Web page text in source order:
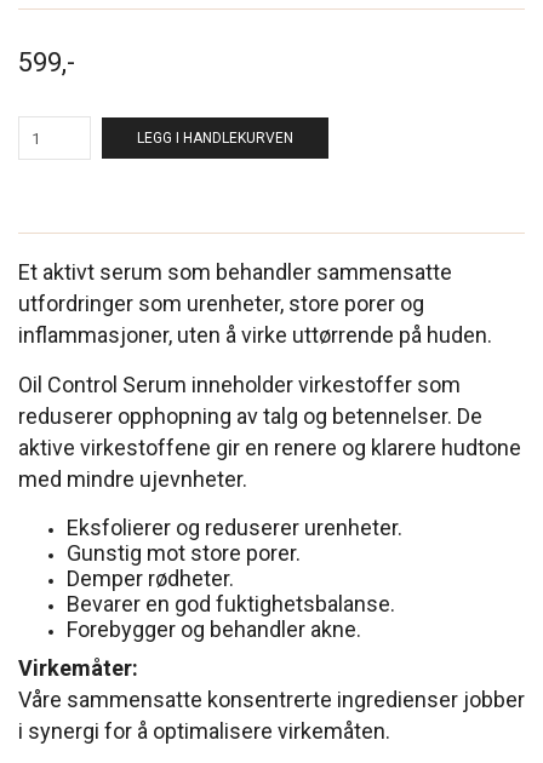
599,-
LEGG I HANDLEKURVEN
Et aktivt serum som behandler sammensatte
utfordringer som urenheter, store porer og
inflammasjoner, uten å virke uttørrende på huden.
Oil Control Serum inneholder virkestoffer som
reduserer opphopning av talg og betennelser. De
aktive virkestoffene gir en renere og klarere hudtone
med mindre ujevnheter.
Eksfolierer og reduserer urenheter.
Gunstig mot store porer.
Demper rødheter.
Bevarer en god fuktighetsbalanse.
Forebygger og behandler akne.
Virkemåter:
Våre sammensatte konsentrerte ingredienser jobber
i synergi for å optimalisere virkemåten.